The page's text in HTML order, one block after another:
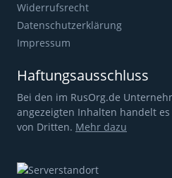
Widerrufsrecht
Datenschutzerklärung
Impressum
Haftungsausschluss
Bei den im RusOrg.de
angezeigten Inhalten handelt
von Dritten. Mehr dazu